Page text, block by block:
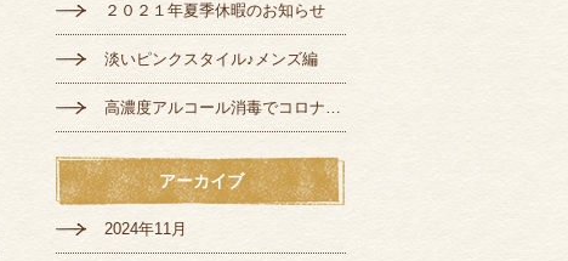
２０２１年夏季休暇のお知らせ
淡いピンクスタイル♪メンズ編
高濃度アルコール消毒でコロナ対策♪
アーカイブ
2024年11月